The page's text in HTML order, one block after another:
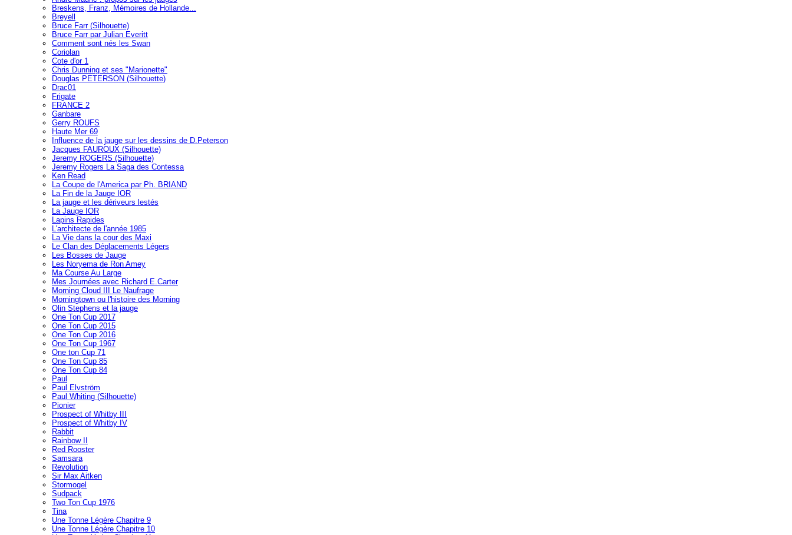
Breskens, Franz, Mémoires de Hollande...
Breyell
Bruce Farr (Silhouette)
Bruce Farr par Julian Everitt
Comment sont nés les Swan
Coriolan
Cote d'or 1
Chris Dunning et ses "Marionette"
Douglas PETERSON (Silhouette)
Drac01
Frigate
FRANCE 2
Ganbare
Gerry ROUFS
Haute Mer 69
Influence de la jauge sur les dessins de D.Peterson
Jacques FAUROUX (Silhouette)
Jeremy ROGERS (Silhouette)
Jeremy Rogers La Saga des Contessa
Ken Read
La Coupe de l'America par Ph. BRIAND
La Fin de la Jauge IOR
La jauge et les dériveurs lestés
La Jauge IOR
Lapins Rapides
L'architecte de l'année 1985
La Vie dans la cour des Maxi
Le Clan des Déplacements Légers
Les Bosses de Jauge
Les Noryema de Ron Amey
Ma Course Au Large
Mes Journées avec Richard E.Carter
Morning Cloud III Le Naufrage
Morningtown ou l'histoire des Morning
Olin Stephens et la jauge
One Ton Cup 2017
One Ton Cup 2015
One Ton Cup 2016
One Ton Cup 1967
One ton Cup 71
One Ton Cup 85
One Ton Cup 84
Paul
Paul Elvström
Paul Whiting (Silhouette)
Pionier
Prospect of Whitby III
Prospect of Whitby IV
Rabbit
Rainbow II
Red Rooster
Samsara
Revolution
Sir Max Aitken
Stormogel
Sudpack
Two Ton Cup 1976
Tina
Une Tonne Légère Chapitre 9
Une Tonne Légère Chapitre 10